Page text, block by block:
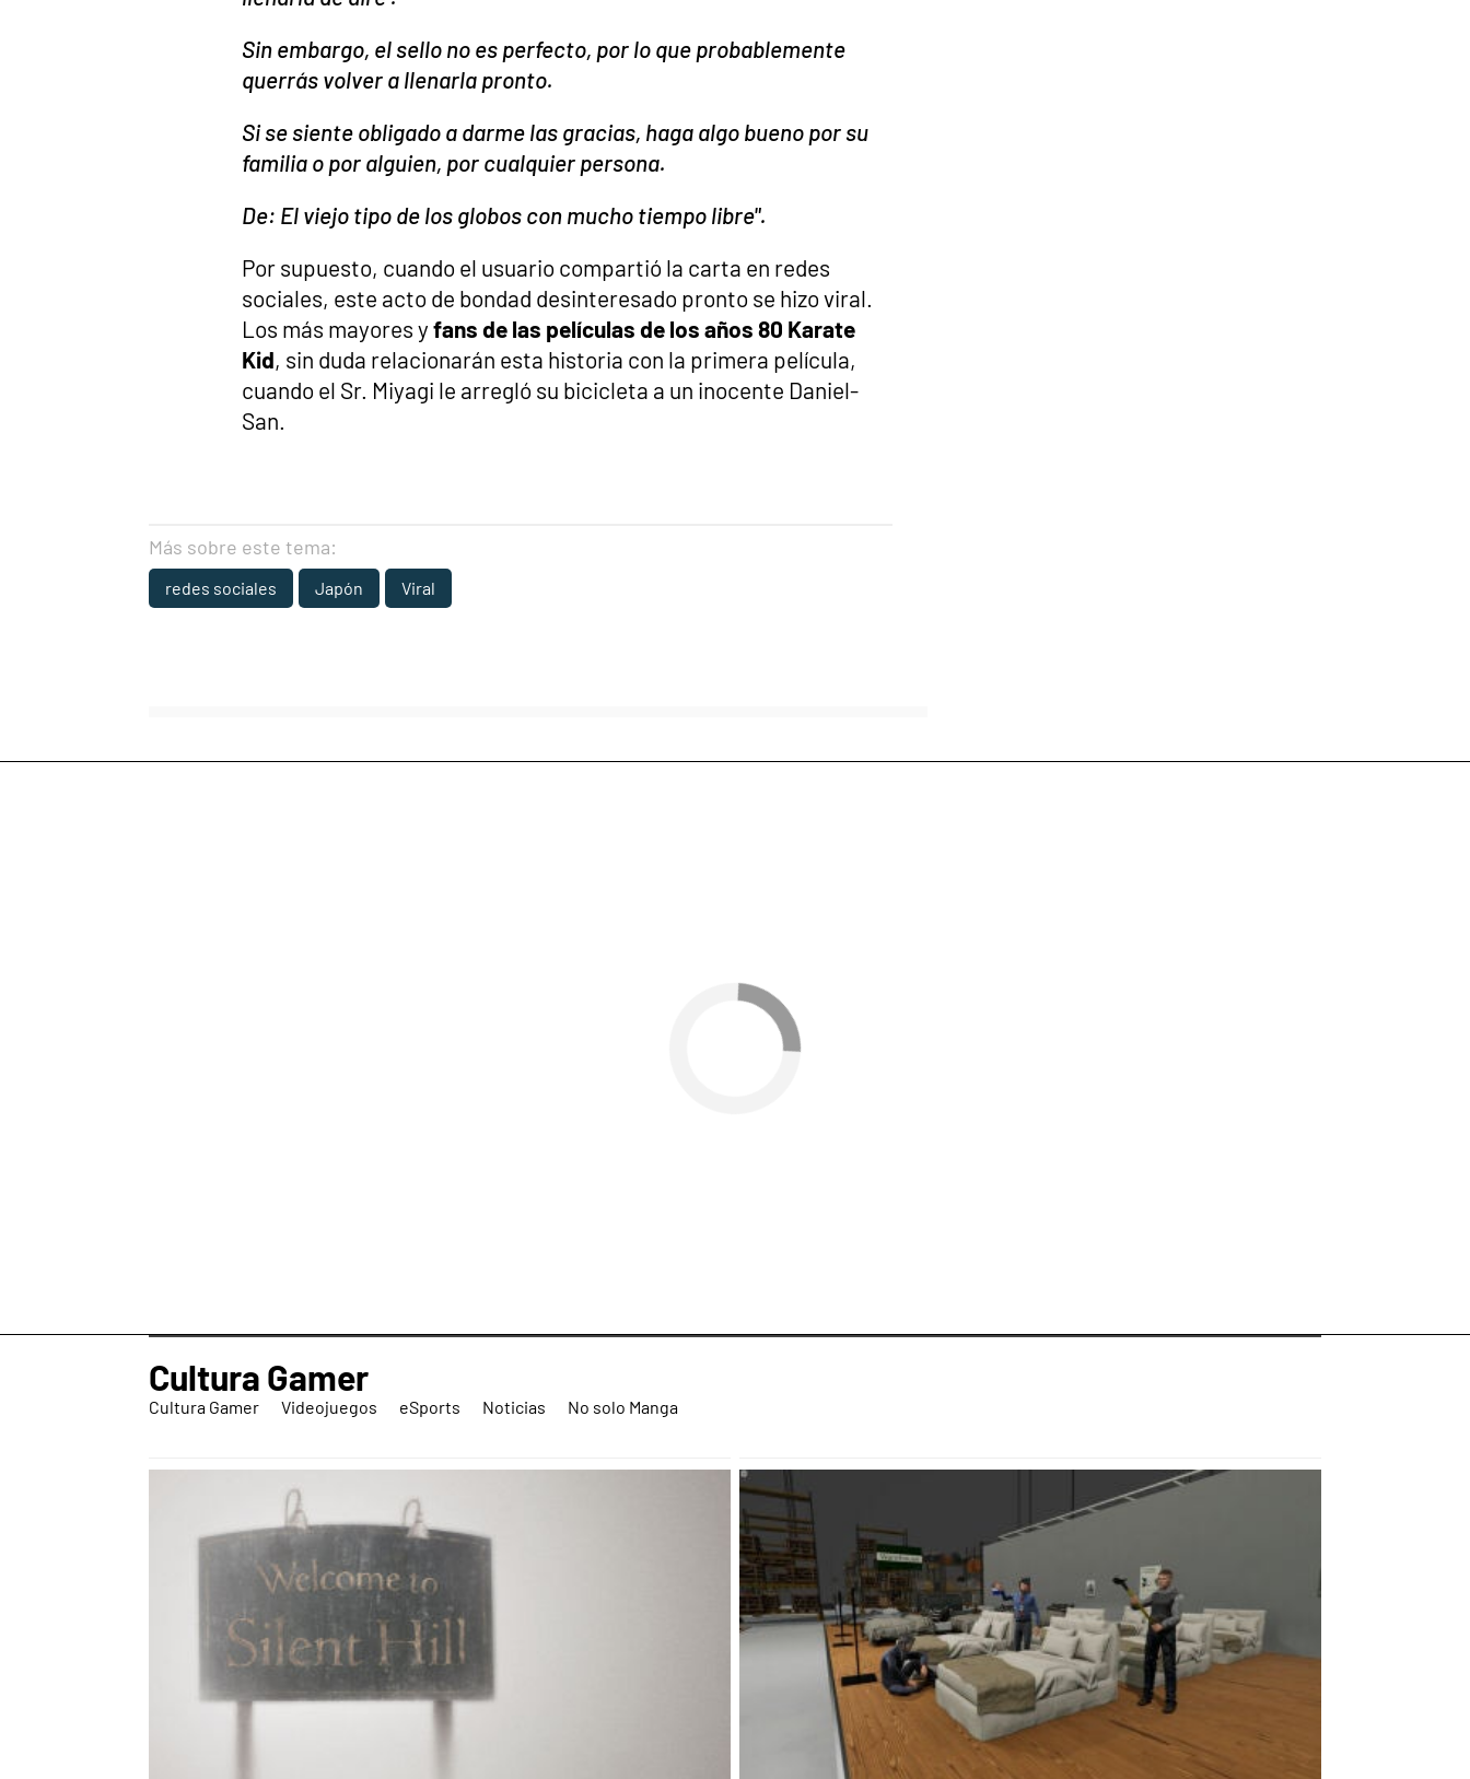
Sin embargo, el sello no es perfecto, por lo que probablemente
querrás volver a llenarla pronto.
Si se siente obligado a darme las gracias, haga algo bueno por su
familia o por alguien, por cualquier persona.
De: El viejo tipo de los globos con mucho tiempo libre".
Por supuesto, cuando el usuario compartió la carta en redes
sociales, este acto de bondad desinteresado pronto se hizo viral.
Los más mayores y fans de las películas de los años 80 Karate
Kid, sin duda relacionarán esta historia con la primera película,
cuando el Sr. Miyagi le arregló su bicicleta a un inocente Daniel-
San.
Más sobre este tema:
redes sociales Japón Viral
Cultura Gamer
Cultura Gamer Videojuegos eSports Noticias No solo Manga